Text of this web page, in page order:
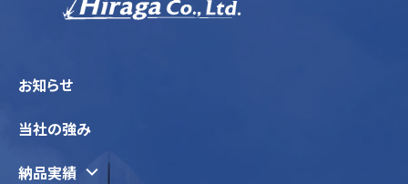
お知らせ
当社の強み
納品実績